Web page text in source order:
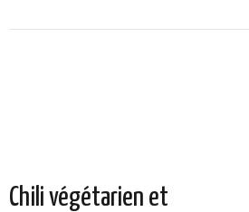
Chili végétarien et